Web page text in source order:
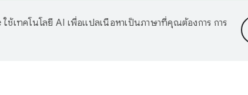
ช้เทคโนโลยี AI เพื่อแปลเนื้อหาเป็นภาษาที่คุณต้องการ การ